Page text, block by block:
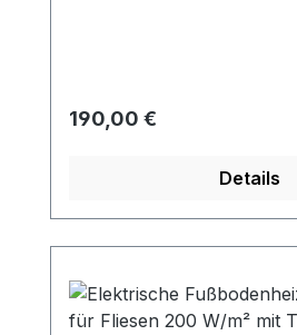
Regulärer Preis:
190,00 €
Details